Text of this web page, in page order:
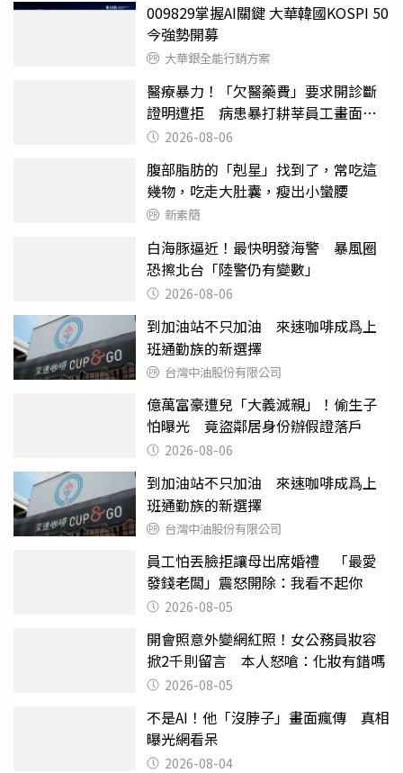
009829掌握AI關鍵 大華韓國KOSPI 50
今強勢開募
大華銀全能行銷方案
醫療暴力！「欠醫藥費」要求開診斷
證明遭拒 病患暴打耕莘員工畫面曝
光 2026-08-06
腹部脂肪的「剋星」找到了，常吃這
幾物，吃走大肚囊，瘦出小蠻腰
新素簡
白海豚逼近！最快明發海警 暴風圈
恐擦北台「陸警仍有變數」
2026-08-06
到加油站不只加油 來速咖啡成爲上
班通勤族的新選擇
台灣中油股份有限公司
億萬富豪遭兒「大義滅親」！偷生子
怕曝光 竟盜鄰居身份辦假證落戶
2026-08-06
到加油站不只加油 來速咖啡成爲上
班通勤族的新選擇
台灣中油股份有限公司
員工怕丟臉拒讓母出席婚禮 「最愛
發錢老闆」震怒開除：我看不起你
2026-08-05
開會照意外變網紅照！女公務員妝容
掀2千則留言 本人怒嗆：化妝有錯嗎
2026-08-05
不是AI！他「沒脖子」畫面瘋傳 真相
曝光網看呆
2026-08-04